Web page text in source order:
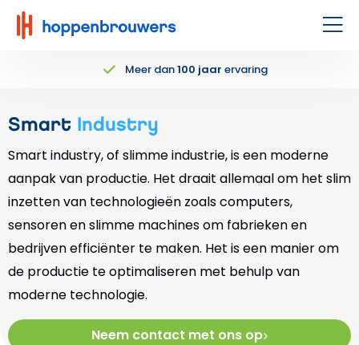
Hoppenbrouwers
|
Meer dan100 jaarervaring
Smart Industry
Smart industry, of slimme industrie, is een moderne
aanpak van productie. Het draait allemaal om het slim
inzetten van technologieën zoals computers,
sensoren en slimme machines om fabrieken en
bedrijven efficiënter te maken. Het is een manier om
de productie te optimaliseren met behulp van
moderne technologie.
Neem contact met ons op